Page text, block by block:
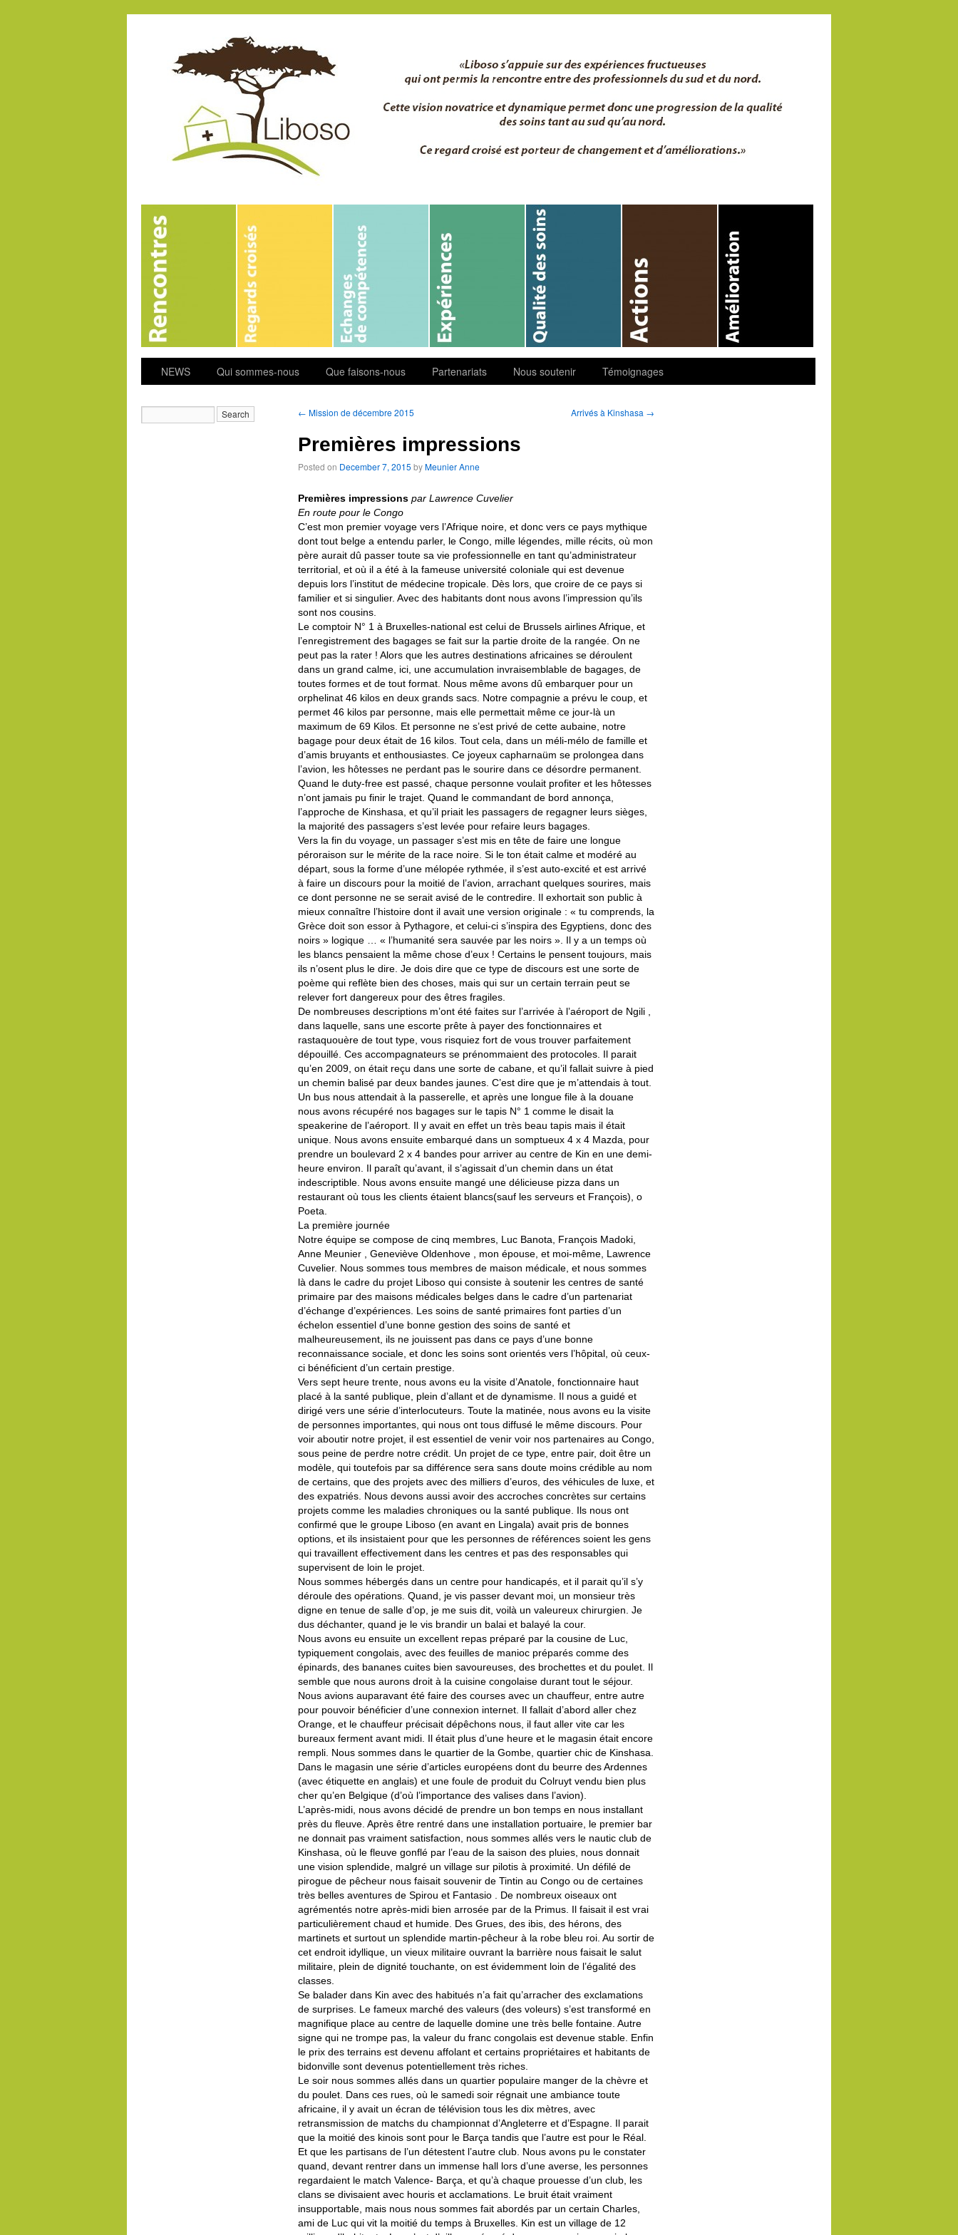
NEWS Qui sommes-nous Que faisons-nous Partenariats Nous soutenir Témoignages
← Mission de décembre 2015 Arrivés à Kinshasa →
Premières impressions
Posted on December 7, 2015 byMeunier Anne
Premières impressions par Lawrence Cuvelier
En route pour le Congo
C’est mon premier voyage vers l’Afrique noire, et donc vers ce pays mythique
dont tout belge a entendu parler, le Congo, mille légendes, mille récits, où mon
père aurait dû passer toute sa vie professionnelle en tant qu’administrateur
territorial, et où il a été à la fameuse université coloniale qui est devenue
depuis lors l’institut de médecine tropicale. Dès lors, que croire de ce pays si
familier et si singulier. Avec des habitants dont nous avons l’impression qu’ils
sont nos cousins.
Le comptoir N° 1 à Bruxelles-national est celui de Brussels airlines Afrique, et
l’enregistrement des bagages se fait sur la partie droite de la rangée. On ne
peut pas la rater ! Alors que les autres destinations africaines se déroulent
dans un grand calme, ici, une accumulation invraisemblable de bagages, de
toutes formes et de tout format. Nous même avons dû embarquer pour un
orphelinat 46 kilos en deux grands sacs. Notre compagnie a prévu le coup, et
permet 46 kilos par personne, mais elle permettait même ce jour-là un
maximum de 69 Kilos. Et personne ne s’est privé de cette aubaine, notre
bagage pour deux était de 16 kilos. Tout cela, dans un méli-mélo de famille et
d’amis bruyants et enthousiastes. Ce joyeux capharnaüm se prolongea dans
l’avion, les hôtesses ne perdant pas le sourire dans ce désordre permanent.
Quand le duty-free est passé, chaque personne voulait profiter et les hôtesses
n’ont jamais pu finir le trajet. Quand le commandant de bord annonça,
l’approche de Kinshasa, et qu’il priait les passagers de regagner leurs sièges,
la majorité des passagers s’est levée pour refaire leurs bagages.
Vers la fin du voyage, un passager s’est mis en tête de faire une longue
péroraison sur le mérite de la race noire. Si le ton était calme et modéré au
départ, sous la forme d’une mélopée rythmée, il s’est auto-excité et est arrivé
à faire un discours pour la moitié de l’avion, arrachant quelques sourires, mais
ce dont personne ne se serait avisé de le contredire. Il exhortait son public à
mieux connaître l’histoire dont il avait une version originale : « tu comprends, la
Grèce doit son essor à Pythagore, et celui-ci s’inspira des Egyptiens, donc des
noirs » logique … « l’humanité sera sauvée par les noirs ». Il y a un temps où
les blancs pensaient la même chose d’eux ! Certains le pensent toujours, mais
ils n’osent plus le dire. Je dois dire que ce type de discours est une sorte de
poème qui reflète bien des choses, mais qui sur un certain terrain peut se
relever fort dangereux pour des êtres fragiles.
De nombreuses descriptions m’ont été faites sur l’arrivée à l’aéroport de Ngili ,
dans laquelle, sans une escorte prête à payer des fonctionnaires et
rastaquouère de tout type, vous risquiez fort de vous trouver parfaitement
dépouillé. Ces accompagnateurs se prénommaient des protocoles. Il parait
qu’en 2009, on était reçu dans une sorte de cabane, et qu’il fallait suivre à pied
un chemin balisé par deux bandes jaunes. C’est dire que je m’attendais à tout.
Un bus nous attendait à la passerelle, et après une longue file à la douane
nous avons récupéré nos bagages sur le tapis N° 1 comme le disait la
speakerine de l’aéroport. Il y avait en effet un très beau tapis mais il était
unique. Nous avons ensuite embarqué dans un somptueux 4 x 4 Mazda, pour
prendre un boulevard 2 x 4 bandes pour arriver au centre de Kin en une demi-
heure environ. Il paraît qu’avant, il s’agissait d’un chemin dans un état
indescriptible. Nous avons ensuite mangé une délicieuse pizza dans un
restaurant où tous les clients étaient blancs(sauf les serveurs et François), o
Poeta.
La première journée
Notre équipe se compose de cinq membres, Luc Banota, François Madoki,
Anne Meunier , Geneviève Oldenhove , mon épouse, et moi-même, Lawrence
Cuvelier. Nous sommes tous membres de maison médicale, et nous sommes
là dans le cadre du projet Liboso qui consiste à soutenir les centres de santé
primaire par des maisons médicales belges dans le cadre d’un partenariat
d’échange d’expériences. Les soins de santé primaires font parties d’un
échelon essentiel d’une bonne gestion des soins de santé et
malheureusement, ils ne jouissent pas dans ce pays d’une bonne
reconnaissance sociale, et donc les soins sont orientés vers l’hôpital, où ceux-
ci bénéficient d’un certain prestige.
Vers sept heure trente, nous avons eu la visite d’Anatole, fonctionnaire haut
placé à la santé publique, plein d’allant et de dynamisme. Il nous a guidé et
dirigé vers une série d’interlocuteurs. Toute la matinée, nous avons eu la visite
de personnes importantes, qui nous ont tous diffusé le même discours. Pour
voir aboutir notre projet, il est essentiel de venir voir nos partenaires au Congo,
sous peine de perdre notre crédit. Un projet de ce type, entre pair, doit être un
modèle, qui toutefois par sa différence sera sans doute moins crédible au nom
de certains, que des projets avec des milliers d’euros, des véhicules de luxe, et
des expatriés. Nous devons aussi avoir des accroches concrètes sur certains
projets comme les maladies chroniques ou la santé publique. Ils nous ont
confirmé que le groupe Liboso (en avant en Lingala) avait pris de bonnes
options, et ils insistaient pour que les personnes de références soient les gens
qui travaillent effectivement dans les centres et pas des responsables qui
supervisent de loin le projet.
Nous sommes hébergés dans un centre pour handicapés, et il parait qu’il s’y
déroule des opérations. Quand, je vis passer devant moi, un monsieur très
digne en tenue de salle d’op, je me suis dit, voilà un valeureux chirurgien. Je
dus déchanter, quand je le vis brandir un balai et balayé la cour.
Nous avons eu ensuite un excellent repas préparé par la cousine de Luc,
typiquement congolais, avec des feuilles de manioc préparés comme des
épinards, des bananes cuites bien savoureuses, des brochettes et du poulet. Il
semble que nous aurons droit à la cuisine congolaise durant tout le séjour.
Nous avions auparavant été faire des courses avec un chauffeur, entre autre
pour pouvoir bénéficier d’une connexion internet. Il fallait d’abord aller chez
Orange, et le chauffeur précisait dépêchons nous, il faut aller vite car les
bureaux ferment avant midi. Il était plus d’une heure et le magasin était encore
rempli. Nous sommes dans le quartier de la Gombe, quartier chic de Kinshasa.
Dans le magasin une série d’articles européens dont du beurre des Ardennes
(avec étiquette en anglais) et une foule de produit du Colruyt vendu bien plus
cher qu’en Belgique (d’où l’importance des valises dans l’avion).
L’après-midi, nous avons décidé de prendre un bon temps en nous installant
près du fleuve. Après être rentré dans une installation portuaire, le premier bar
ne donnait pas vraiment satisfaction, nous sommes allés vers le nautic club de
Kinshasa, où le fleuve gonflé par l’eau de la saison des pluies, nous donnait
une vision splendide, malgré un village sur pilotis à proximité. Un défilé de
pirogue de pêcheur nous faisait souvenir de Tintin au Congo ou de certaines
très belles aventures de Spirou et Fantasio . De nombreux oiseaux ont
agrémentés notre après-midi bien arrosée par de la Primus. Il faisait il est vrai
particulièrement chaud et humide. Des Grues, des ibis, des hérons, des
martinets et surtout un splendide martin-pêcheur à la robe bleu roi. Au sortir de
cet endroit idyllique, un vieux militaire ouvrant la barrière nous faisait le salut
militaire, plein de dignité touchante, on est évidemment loin de l’égalité des
classes.
Se balader dans Kin avec des habitués n’a fait qu’arracher des exclamations
de surprises. Le fameux marché des valeurs (des voleurs) s’est transformé en
magnifique place au centre de laquelle domine une très belle fontaine. Autre
signe qui ne trompe pas, la valeur du franc congolais est devenue stable. Enfin
le prix des terrains est devenu affolant et certains propriétaires et habitants de
bidonville sont devenus potentiellement très riches.
Le soir nous sommes allés dans un quartier populaire manger de la chèvre et
du poulet. Dans ces rues, où le samedi soir régnait une ambiance toute
africaine, il y avait un écran de télévision tous les dix mètres, avec
retransmission de matchs du championnat d’Angleterre et d’Espagne. Il parait
que la moitié des kinois sont pour le Barça tandis que l’autre est pour le Réal.
Et que les partisans de l’un détestent l’autre club. Nous avons pu le constater
quand, devant rentrer dans un immense hall lors d’une averse, les personnes
regardaient le match Valence- Barça, et qu’à chaque prouesse d’un club, les
clans se divisaient avec houris et acclamations. Le bruit était vraiment
insupportable, mais nous nous sommes fait abordés par un certain Charles,
ami de Luc qui vit la moitié du temps à Bruxelles. Kin est un village de 12